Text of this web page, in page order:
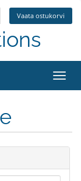
Vaata ostukorvi